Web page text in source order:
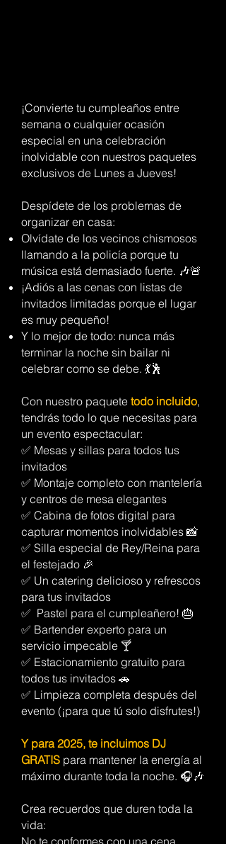
¡Convierte tu cumpleaños entre
semana o cualquier ocasión
especial en una celebración
inolvidable con nuestros paquetes
exclusivos de Lunes a Jueves!
Despídete de los problemas de
organizar en casa:
Olvídate de los vecinos chismosos
llamando a la policía porque tu
música está demasiado fuerte. 🎶🚨
¡Adiós a las cenas con listas de
invitados limitadas porque el lugar
es muy pequeño!
Y lo mejor de todo: nunca más
terminar la noche sin bailar ni
celebrar como se debe. 💃🕺
Con nuestro paquete todo incluido,
tendrás todo lo que necesitas para
un evento espectacular:
✅ Mesas y sillas para todos tus
invitados
✅ Montaje completo con mantelería
y centros de mesa elegantes
✅ Cabina de fotos digital para
capturar momentos inolvidables 📸
✅ Silla especial de Rey/Reina para
el festejado 🎉
✅ Un catering delicioso y refrescos
para tus invitados
✅ Pastel para el cumpleañero! 🎂
✅ Bartender experto para un
servicio impecable 🍸
✅ Estacionamiento gratuito para
todos tus invitados 🚗
✅ Limpieza completa después del
evento (¡para que tú solo disfrutes!)
Y para 2025, te incluimos DJ
GRATIS para mantener la energía al
máximo durante toda la noche. 🎧🎶
Crea recuerdos que duren toda la
vida:
No te conformes con una cena